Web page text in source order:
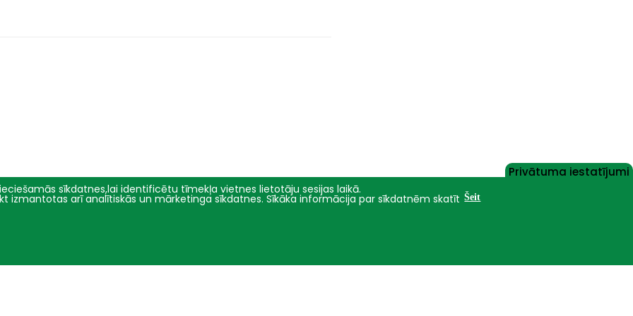
Privātuma iestatījumi
sīkdatnes,lai identificētu tīmekļa vietnes lietotāju sesijas laikā.
izmantotas arī analītiskās un mārketinga sīkdatnes. Sīkāka informācija par sīkdatnēm skatīt Šeit